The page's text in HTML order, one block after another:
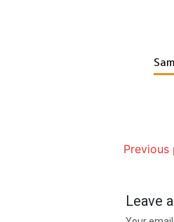
Previous
Leave